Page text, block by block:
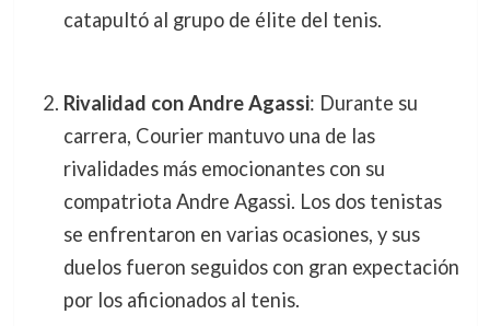
catapultó al grupo de élite del tenis.
Rivalidad con Andre Agassi: Durante su
carrera, Courier mantuvo una de las
rivalidades más emocionantes con su
compatriota Andre Agassi. Los dos tenistas
se enfrentaron en varias ocasiones, y sus
duelos fueron seguidos con gran expectación
por los aficionados al tenis.